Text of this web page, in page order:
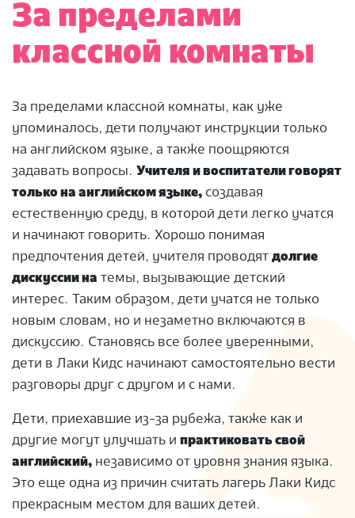
За пределами
классной комнаты
За пределами классной комнаты, как уже
упоминалось, дети получают инструкции только
на английском языке, а также поощряются
задавать вопросы. Учителя и воспитатели говорят
только на английском языке, создавая
естественную среду, в которой дети легко учатся
и начинают говорить. Хорошо понимая
предпочтения детей, учителя проводят долгие
дискуссии на темы, вызывающие детский
интерес. Таким образом, дети учатся не только
новым словам, но и незаметно включаются в
дискуссию. Становясь все более уверенными,
дети в Лаки Кидс начинают самостоятельно вести
разговоры друг с другом и с нами.
Дети, приехавшие из-за рубежа, также как и
другие могут улучшать и практиковать свой
английский, независимо от уровня знания языка.
Это еще одна из причин считать лагерь Лаки Кидс
прекрасным местом для ваших детей.